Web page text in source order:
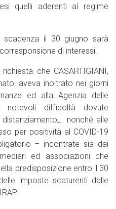
quelli aderenti al regime
scadenza il 30 giugno sarà
di interessi.
che CASARTIGIANI,
aveva inoltrato nei giorni
ed alla Agenzia delle
notevoli difficoltà dovute
nonché alle
per positività al COVID-19
– incontrate sia dai
ed associazioni che
predisposizione entro il 30
imposte scaturenti dalle